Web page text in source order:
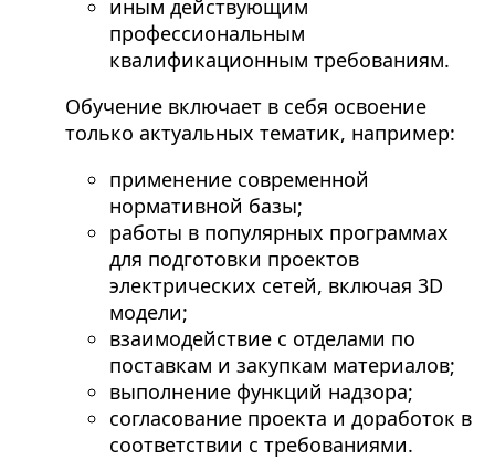
иным действующим
профессиональным
квалификационным требованиям.
Обучение включает в себя освоение
только актуальных тематик, например:
применение современной
нормативной базы;
работы в популярных программах
для подготовки проектов
электрических сетей, включая 3D
модели;
взаимодействие с отделами по
поставкам и закупкам материалов;
выполнение функций надзора;
согласование проекта и доработок в
соответствии с требованиями.